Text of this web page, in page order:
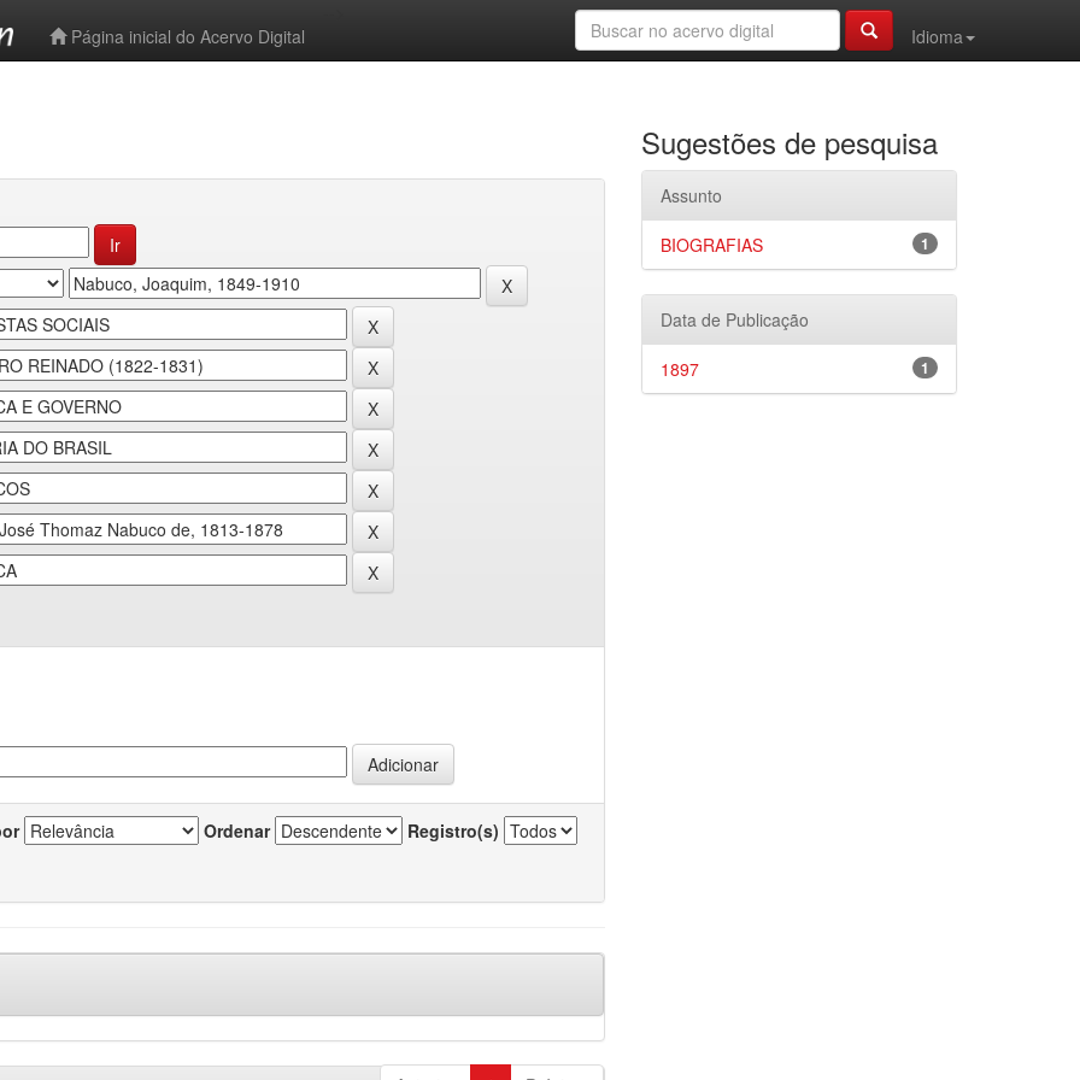
Página inicial do Acervo Digital
Idioma
Ordenar Registro(s)
Sugestões de pesquisa
Assunto
1
BIOGRAFIAS
Data de Publicação
1
1897